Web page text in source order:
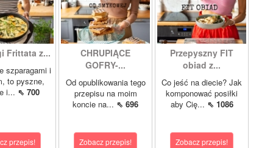
Frittata z...
szparagami i
to pyszne,
i... ⇖ 700
przepis!
CHRUPIĄCE
GOFRY-...
Od opublikowania tego
przepisu na moim
koncie na... ⇖ 696
Zobacz przepis!
Przepyszny FIT
obiad z...
Co jeść na diecie? Jak
komponować posiłki
aby Cię... ⇖ 1086
Zobacz przepis!